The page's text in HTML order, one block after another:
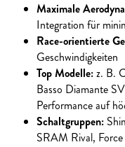
Maximale
Integration für
Race-orientierte
Geschwindigkeiten
Top Modelle:z. B.
Basso Diamante
Performance auf
Schaltgruppen:
SRAM Rival,